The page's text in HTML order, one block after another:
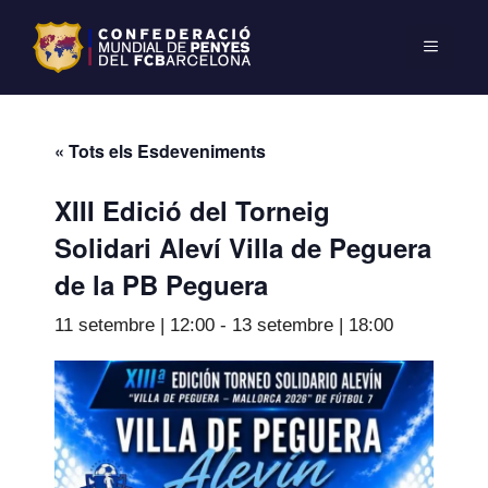
« Tots els Esdeveniments
XIII Edició del Torneig
Solidari Aleví Villa de Peguera
de la PB Peguera
11 setembre | 12:00 - 13 setembre | 18:00